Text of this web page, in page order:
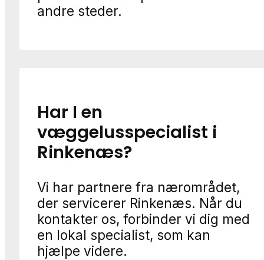
andre steder.
Har I en
væggelusspecialist i
Rinkenæs?
Vi har partnere fra nærområdet,
der servicerer Rinkenæs. Når du
kontakter os, forbinder vi dig med
en lokal specialist, som kan
hjælpe videre.